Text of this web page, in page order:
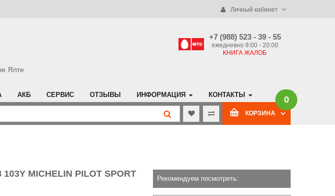
Личный кабинет
Ялте
+7 (988) 523 - 39 - 55
ежедневно 9:00 - 20:00
КНИГА ЖАЛОБ
АКБ СЕРВИС ОТЗЫВЫ ИНФОРМАЦИЯ КОНТАКТЫ
КОРЗИНА
0
MICHELIN PILOT SPORT
Рекомендуем посмотреть: